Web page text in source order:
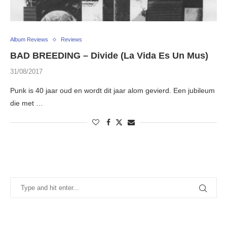
Album Reviews Reviews
BAD BREEDING – Divide (La Vida Es Un Mus)
31/08/2017
Punk is 40 jaar oud en wordt dit jaar alom gevierd. Een jubileum
die met …